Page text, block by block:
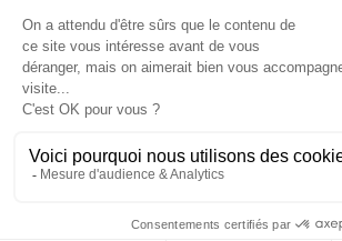
Je suis déjà abonné(e) :je